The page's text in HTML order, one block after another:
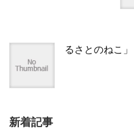
るさとのねこ」
新着記事